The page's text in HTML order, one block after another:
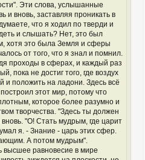
Эти слова, услышанные
и вновь, заставляя проникать в
что я ходил по тверди и
и слышать? Нет, это был
хотя это была Земля и сферы
от того, что я знал и помнил.
проходы в сферах, и каждый раз
пока не достиг того, где воздух
и положить на ладони. Здесь всё
этот мир, потому что
которое более разумно и
творчества. "Здесь ты должен
"О! Стать мудрым, где царит
я. - Знание - царь этих сфер.
А потом мудрым".
высшее равновесие в мире